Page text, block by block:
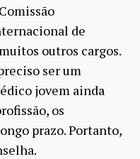
de
outros cargos.
ser um
jovem ainda
os
prazo. Portanto,